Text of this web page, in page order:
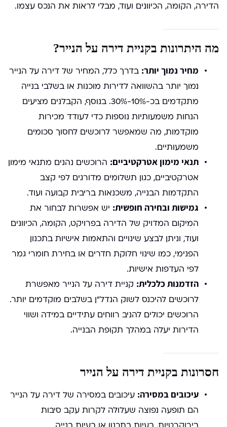
הדירה, הקומה, הכיוונים ועוד, מבלי לראות את הנכס עצמו.
מה היתרונות בקניית דירה על הנייר?
מחיר נמוך יותר: בדרך כלל, המחיר של דירה על הנייר
נמוך יותר בהשוואה לדירות מוכנות או בשלבי בנייה
מתקדמים בכ-10%-30%. בנוסף, הקבלנים מציעים
הנחות משמעותיות נוספות כדי לעודד מכירות
מוקדמות, מה שמאפשר לרוכשים לחסוך סכומים
משמעותיים.
תנאי מימון אטרקטיביים: הרוכשים נהנים מתנאי מימון
אטרקטיביים, כגון תשלומים מדורגים לפי קצב
התקדמות הבנייה, משכנאות בריבית קבועה ועוד.
גמישות ובחירה חופשית: יש אפשרות לבחור את
המיקום המדויק של הדירה בפרויקט, הקומה, הכיוונים
ועוד, וניתן לבצע שינויים והתאמות אישיות בתכנון
הפנימי, כמו שינוי חלוקת חדרים או בחירת חומרי גמר
לפי העדפות אישיות.
הזדמנות כלכלית: קניית דירה על הנייר מאפשרת
לרוכשים להיכנס לשוק הנדל"ן בשלבים מוקדמים יותר.
הרוכשים יכולים להניב רווחים עתידיים במידה ושווי
הדירות יעלה במהלך תקופת הבנייה.
חסרונות בקניית דירה על הנייר
עיכובים במסירה: עיכובים במסירה של דירה על הנייר
הם תופעה נפוצה שעלולה לקרות עקב סיבות